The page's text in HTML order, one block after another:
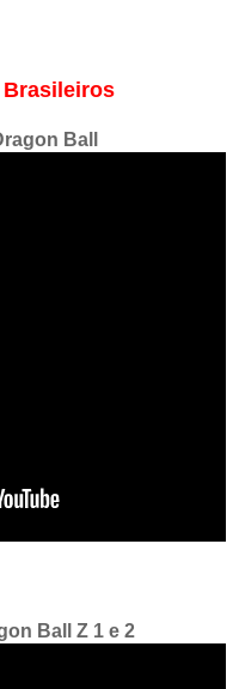
Ball
Ball Z 1 e 2